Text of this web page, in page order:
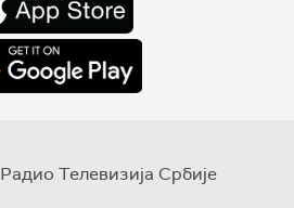
Радио Телевизија Србије